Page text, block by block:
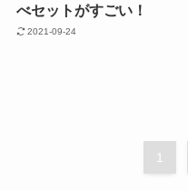
べセットがすごい！
2021-09-24
1